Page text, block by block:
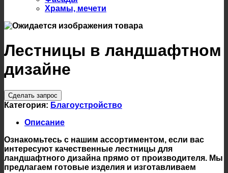
Храмы, мечети
Лестницы в ландшафтном
дизайне
Сделать запрос
Категория: Благоустройство
Описание
Ознакомьтесь с нашим ассортиментом, если вас
интересуют качественные лестницы для
ландшафтного дизайна прямо от производителя. Мы
предлагаем готовые изделия и изготавливаем